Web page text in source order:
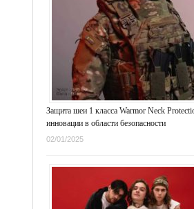
Защита шеи 1 класса Warmor Neck
инновации в области безопасности
02/01/2025